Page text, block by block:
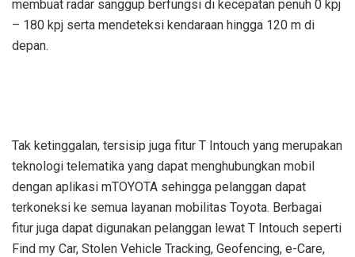
membuat radar sanggup berfungsi di kecepatan penuh 0 kpj
– 180 kpj serta mendeteksi kendaraan hingga 120 m di
depan.
Tak ketinggalan, tersisip juga fitur T Intouch yang merupakan
teknologi telematika yang dapat menghubungkan mobil
dengan aplikasi mTOYOTA sehingga pelanggan dapat
terkoneksi ke semua layanan mobilitas Toyota. Berbagai
fitur juga dapat digunakan pelanggan lewat T Intouch seperti
Find my Car, Stolen Vehicle Tracking, Geofencing, e-Care,